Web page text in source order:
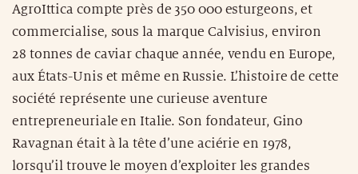
AgroIttica compte près de 350 000 esturgeons, et
commercialise, sous la marque Calvisius, environ
28 tonnes de caviar chaque année, vendu en Europe,
aux États-Unis et même en Russie. L’histoire de cette
société représente une curieuse aventure
entrepreneuriale en Italie. Son fondateur, Gino
Ravagnan était à la tête d’une aciérie en 1978,
lorsqu’il trouve le moyen d’exploiter les grandes